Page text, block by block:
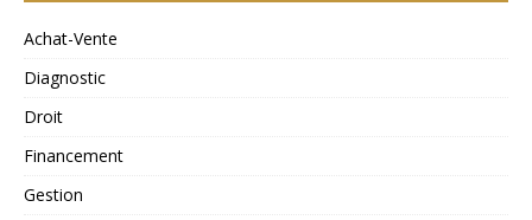
Achat-Vente
Diagnostic
Droit
Financement
Gestion